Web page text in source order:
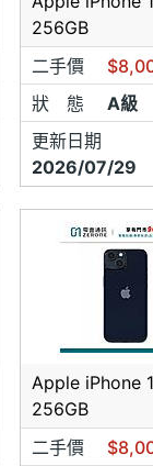
256GB
二手價
狀 態
A級
更新日期
2026/07/29
Apple iPhone
256GB
二手價